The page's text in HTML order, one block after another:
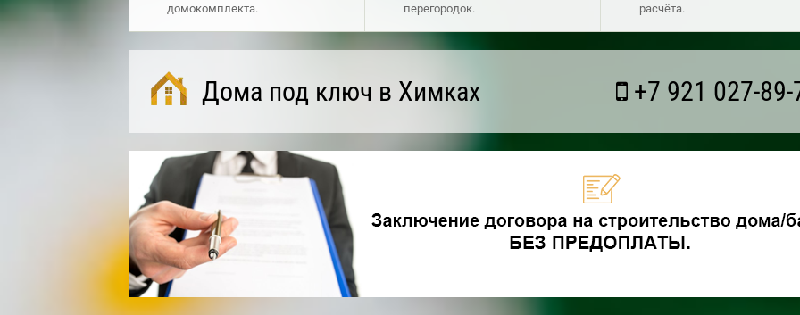
домокомплекта.
перегородок.
расчёта.
Дома под ключ в Химках +7 921 027-89-